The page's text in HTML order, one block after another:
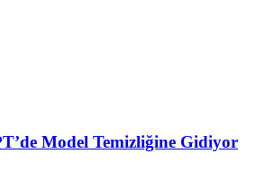
Model Temizliğine Gidiyor